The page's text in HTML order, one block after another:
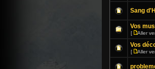
Sang
Vos
[ Aller
Vos
[ Aller